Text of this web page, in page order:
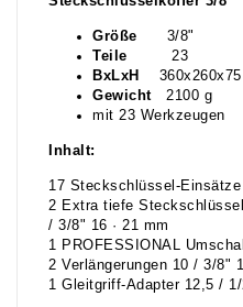
Größe 3/8"
Teile 23
BxLxH
Gewicht 2100 g
mit 23 Werkzeugen
Inhalt:
17 Steckschlüssel-
2 Extra tiefe
/ 3/8" 16 · 21 mm
1 PROFESSIONAL
2 Verlängerungen 10 / 3/8"
1 Gleitgriff-Adapter 12,5 /